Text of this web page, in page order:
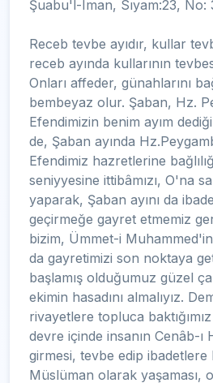
Şuabu'l-Îman, Sıyam:23, No:
Receb tevbe ayıdır, kullar
receb ayında kullarının
Onları affeder, günahlarını
bembeyaz olur. Şaban, Hz.
Efendimizin benim ayım
de, Şaban ayında
Efendimiz hazretlerine
seniyyesine ittibâmızı, O'na
yaparak, Şaban ayını da
geçirmeğe gayret etmemiz
bizim, Ümmet-i Muhammed'in
da gayretimizi son noktaya
başlamış olduğumuz güzel
ekimin hasadını almalıyız.
rivayetlere topluca
devre içinde insanın Cenâb-ı
girmesi, tevbe edip ibadetlere
Müslüman olarak yaşaması,